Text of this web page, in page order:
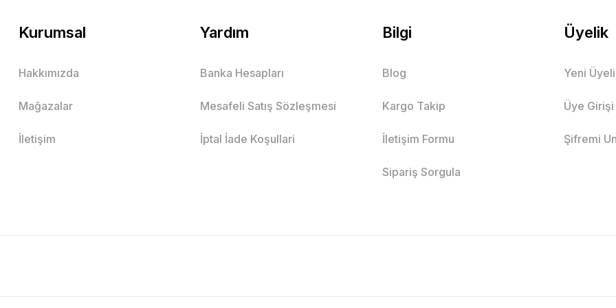
Kurumsal
Hakkımızda
Mağazalar
İletişim
Yardım
Banka Hesapları
Mesafeli Satış Sözleşmesi
İptal İade Koşullari
Bilgi
Blog
Kargo Takip
İletişim Formu
Sipariş Sorgula
Üyelik
Yeni
Üye Girişi
Şifremi